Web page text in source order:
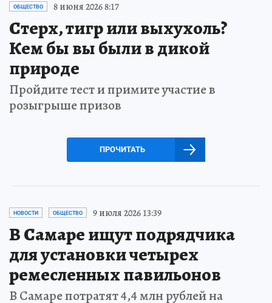
ОБЩЕСТВО 8 июня 2026 8:17
Стерх, тигр или выхухоль?
Кем бы вы были в дикой
природе
Пройдите тест и примите участие в
розыгрыше призов
ПРОЧИТАТЬ
НОВОСТИ ОБЩЕСТВО 9 июля 2026 13:39
В Самаре ищут подрядчика
для установки четырех
ремесленных павильонов
В Самаре потратят 4,4 млн рублей на